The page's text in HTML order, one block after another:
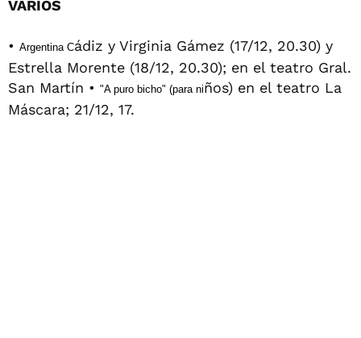
VARIOS
• Argentina Cádiz y Virginia Gámez (17/12, 20.30) y
Estrella Morente (18/12, 20.30); en el teatro Gral.
San Martín • "A puro bicho" (para niños) en el teatro La
Máscara; 21/12, 17.